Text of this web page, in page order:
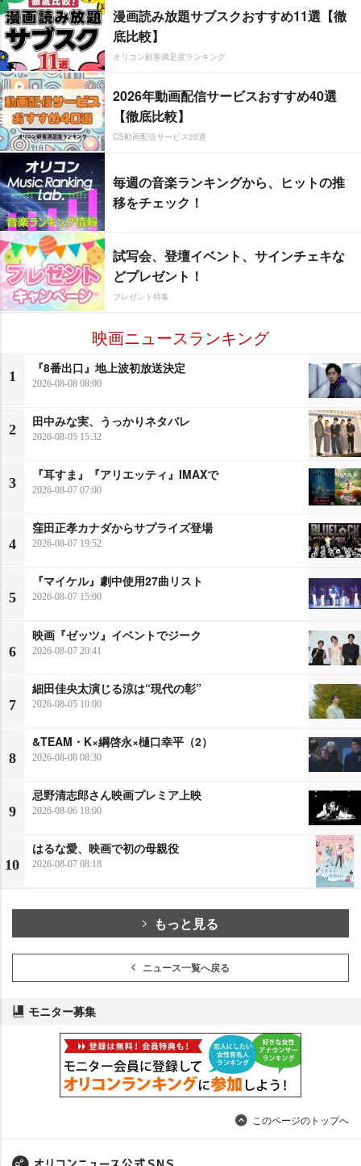
漫画読み放題サブスクおすすめ11選【徹
底比較】
オリコン顧客満足度ランキング
2026年動画配信サービスおすすめ40選
【徹底比較】
CS動画配信サービス20選
毎週の音楽ランキングから、ヒットの推
移をチェック！
試写会、登壇イベント、サインチェキな
どプレゼント！
プレゼント特集
映画ニュースランキング
1
『8番出口』地上波初放送決定
2026-08-08 08:00
2
田中みな実、うっかりネタバレ
2026-08-05 15:32
3
『耳すま』『アリエッティ』IMAXで
2026-08-07 07:00
4
窪田正孝カナダからサプライズ登場
2026-08-07 19:52
5
『マイケル』劇中使用27曲リスト
2026-08-07 15:00
6
映画『ゼッツ』イベントでジーク
2026-08-07 20:41
7
細田佳央太演じる涼は“現代の彰”
2026-08-05 10:00
8
&TEAM・K×綱啓永×樋口幸平（2）
2026-08-08 08:30
9
忌野清志郎さん映画プレミア上映
2026-08-06 18:00
10
はるな愛、映画で初の母親役
2026-08-07 08:18
もっと見る
ニュース一覧へ戻る
モニター募集
このページのトップへ